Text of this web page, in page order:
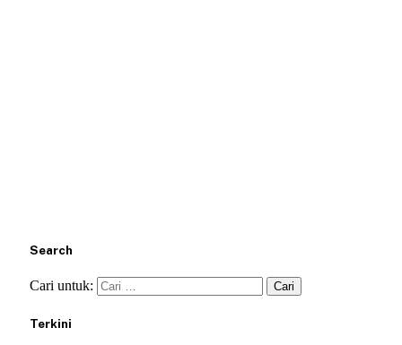
Search
Cari untuk:
Terkini